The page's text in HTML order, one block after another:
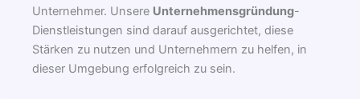
Unternehmer. Unsere Unternehmensgründung-
Dienstleistungen sind darauf ausgerichtet, diese
Stärken zu nutzen und Unternehmern zu helfen, in
dieser Umgebung erfolgreich zu sein.